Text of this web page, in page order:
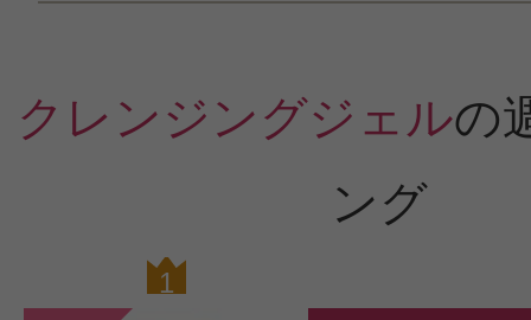
クレンジングジェルの
ング
1